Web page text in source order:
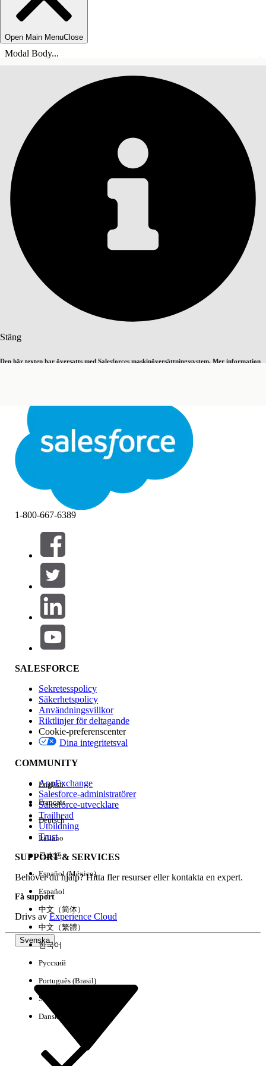
Open Main MenuClose
Modal Body...
Stäng
Den här texten har översatts med Salesforces maskinöversättningssystem. Mer information
StängStäng
Innehållsförteckningar
INNEHÅLLSFÖRTECKNINGAR
Filter (0)
VÄLJ FILTER
Produktområde
Funktionspåverkan
Version
Händelse
Rensa alla Klart
1-800-667-6389
SALESFORCE
Sekretesspolicy
Säkerhetspolicy
Användningsvillkor
Riktlinjer för deltagande
Cookie-preferenscenter
Dina integritetsval
COMMUNITY
AppExchange
Salesforce-administratörer
Salesforce-utvecklare
Trailhead
Utbildning
Trust
SUPPORT & SERVICES
Behöver du hjälp? Hitta fler resurser eller kontakta en expert.
Få support
Drivs avExperience Cloud
Svenska
English
Français
Deutsch
Italiano
日本語
Español (México)
Español
中文（简体）
中文（繁體）
한국어
Русский
Português (Brasil)
Suomi
Dansk